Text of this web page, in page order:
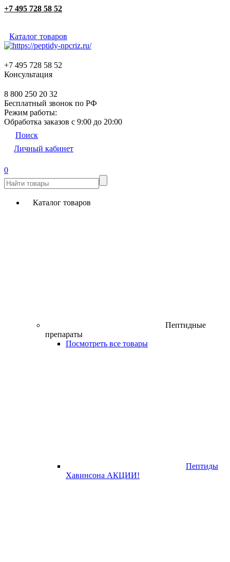
+7 495 728 58 52
Каталог товаров
+7 495 728 58 52
Консультация
8 800 250 20 32
Бесплатный звонок по РФ
Режим работы:
Обработка заказов с 9:00 до 20:00
Поиск
Личный кабинет
0
Каталог товаров
Пептидные
препараты
Посмотреть все товары
Пептиды
Хавинсона АКЦИИ!